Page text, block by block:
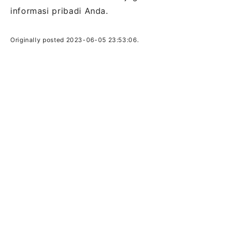
informasi pribadi Anda.
Originally posted 2023-06-05 23:53:06.